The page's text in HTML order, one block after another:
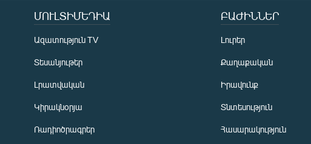
ՄՈՒԼՏԻՄԵԴԻԱ
Ազատություն TV
Տեսանյութեր
Լրատվական
Կիրակնօրյա
Ռադիոծրագրեր
ԲԱԺԻՆՆԵՐ
Լուրեր
Քաղաքական
Իրավունք
Տնտեսություն
Հասարակություն